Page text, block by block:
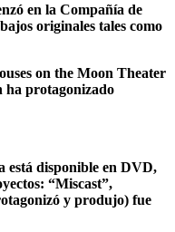
en la Compañía de
originales tales como
on the Moon Theater
ha protagonizado
está disponible en DVD,
“Miscast”,
y produjo) fue